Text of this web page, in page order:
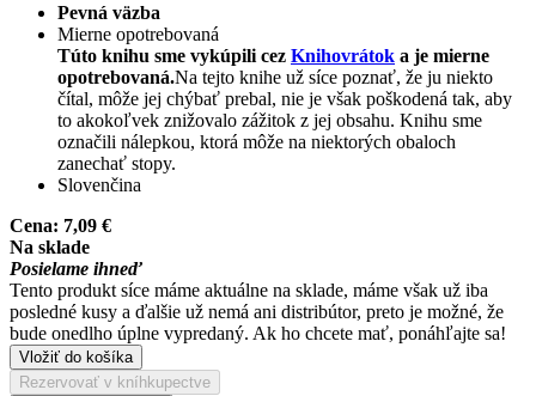
Pevná väzba
Mierne opotrebovaná
Túto knihu sme vykúpili cez Knihovrátok a je mierne
opotrebovaná.Na tejto knihe už síce poznať, že ju niekto
čítal, môže jej chýbať prebal, nie je však poškodená tak, aby
to akokoľvek znižovalo zážitok z jej obsahu. Knihu sme
označili nálepkou, ktorá môže na niektorých obaloch
zanechať stopy.
Slovenčina
Cena: 7,09 €
Na sklade
Posielame ihneď
Tento produkt síce máme aktuálne na sklade, máme však už iba
posledné kusy a ďalšie už nemá ani distribútor, preto je možné, že
bude onedlho úplne vypredaný. Ak ho chcete mať, ponáhľajte sa!
Vložiť do košíka
Rezervovať v kníhkupectve